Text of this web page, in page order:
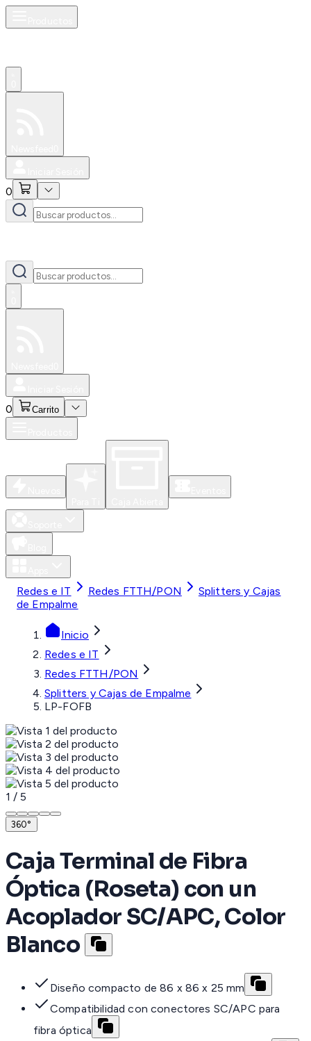
0
0 Carrito
Redes e IT Redes FTTH/PON
Splitters y Cajas
de Empalme
Inicio
Redes e IT
Redes FTTH/PON
Splitters y Cajas de Empalme
LP-FOFB
1 / 5
360°
Caja Terminal de Fibra
Óptica (Roseta) con un
Acoplador SC/APC, Color
Blanco
Diseño compacto de 86 x 86 x 25 mm
Compatibilidad con conectores SC/APC para
fibra óptica